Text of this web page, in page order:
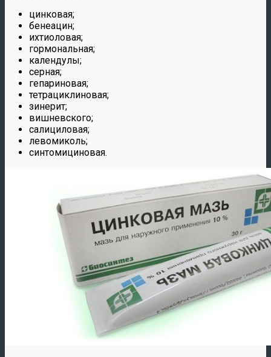
цинковая;
бенеацин;
ихтиоловая;
гормональная;
календулы;
серная;
гепариновая;
тетрациклиновая;
зинерит;
вишневского;
салициловая;
левомиколь;
синтомициновая.